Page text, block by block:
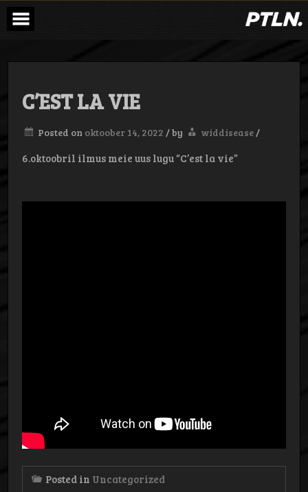
Skip
content
C’EST LA VIE
Posted on oktoober 14, 2022 /by widdisease/
6.oktoobril ilmus meie uus lugu “C’est la vie”
Posted in Uncategorized